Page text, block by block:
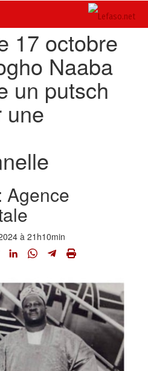
d’histoire du Burkina
17 octobre
Naaba
un putsch
une
Agence
à 21h10min